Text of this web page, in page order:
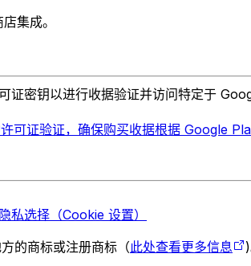
集成。
密钥以进行收据验证并访问特定于
验证，确保购买收据根据 Google
私选择（Cookie 设置）
的商标或注册商标（此处查看更多信息